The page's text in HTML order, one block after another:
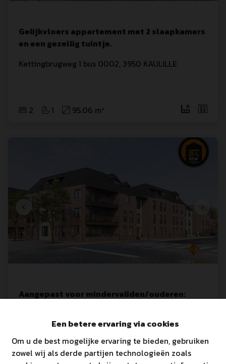
Een betere ervaring via cookies
Om u de best mogelijke ervaring te bieden, gebruiken
zowel wij als derde partijen technologieën zoals
Gelijkvloers appartement met 2 slaapkamers
en een gezellig tuintje.
Kettingbrugweg 1 bus 0002, 3950 KAULILLE
2 1 95.06 m²
Aangepast voor mindervaliden/ouderen:
Kettingbrugweg 1 bus 0001,3950 KAULILLE